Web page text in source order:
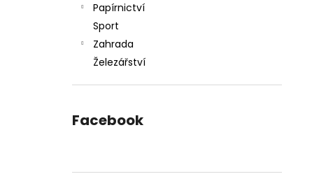
Papírnictví
Sport
Zahrada
Železářství
Facebook